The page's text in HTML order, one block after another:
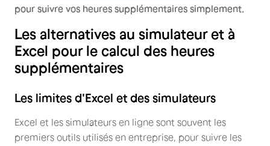
pour suivre vos heures supplémentaires simplement.
Les alternatives au simulateur et à
Excel pour le calcul des heures
supplémentaires
Les limites d'Excel et des simulateurs
Excel et les simulateurs en ligne sont souvent les
premiers outils utilisés en entreprise, pour suivre les